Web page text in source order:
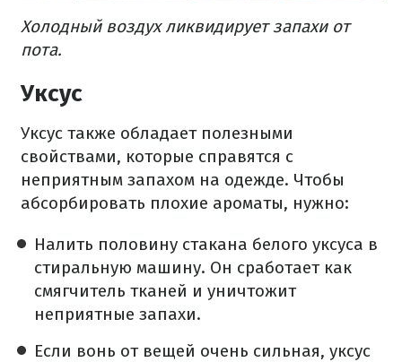
Холодный воздух ликвидирует запахи от
пота.
Уксус
Уксус также обладает полезными
свойствами, которые справятся с
неприятным запахом на одежде. Чтобы
абсорбировать плохие ароматы, нужно:
Налить половину стакана белого уксуса в
стиральную машину. Он сработает как
смягчитель тканей и уничтожит
неприятные запахи.
Если вонь от вещей очень сильная, уксус